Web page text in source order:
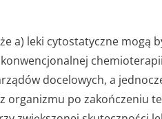
a) leki cytostatyczne mogą
docelowych, a
organizmu po zakończeniu